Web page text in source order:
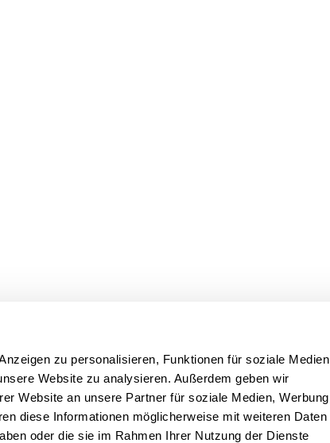
zu personalisieren, Funktionen für soziale Medien
Website zu analysieren. Außerdem geben wir
Website an unsere Partner für soziale Medien, Werbung
diese Informationen möglicherweise mit weiteren Daten
oder die sie im Rahmen Ihrer Nutzung der Dienste